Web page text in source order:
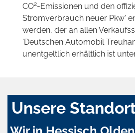
CO2-Emissionen und den
Stromverbrauch neuer Pkw'
werden, der an allen
'Deutschen Automobil
unentgeltlich erhältlich ist
Unsere